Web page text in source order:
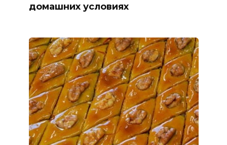
домашних условиях